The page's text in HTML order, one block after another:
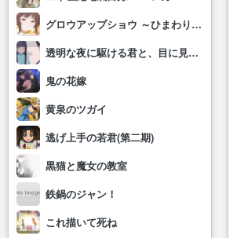
グロウアップショウ ～ひまわりのサーカス団～
透明な夜に駆ける君と、目に見えない恋をした。
鬼の花嫁
黄泉のツガイ
逃げ上手の若君(第二期)
黒猫と魔女の教室
鉄鍋のジャン！
これ描いて死ね